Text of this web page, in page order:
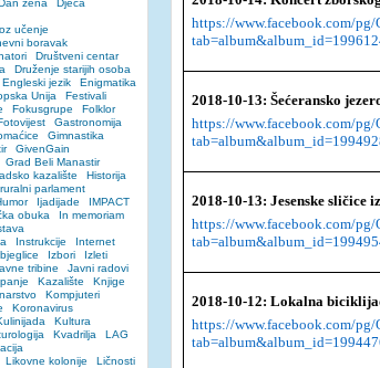
https://www.facebook.com/
2018-10-13: Šećeransko
https://www.facebook.com/
2018-10-13: Jesenske sličice
https://www.facebook.com/
2018-10-12: Lokalna
https://www.facebook.com/
žena
Djeca
učenje
boravak
Društveni centar
Druženje starijih osoba
Engleski jezik
Enigmatika
Unija
Festivali
Fokusgrupe
Folklor
Gastronomija
Gimnastika
GivenGain
Grad Beli Manastir
kazalište
Historija
parlament
Ijadijade
IMPACT
obuka
In memoriam
Instrukcije
Internet
Izbori
Izleti
tribine
Javni radovi
Kazalište
Knjige
Kompjuteri
Koronavirus
Kultura
Kvadrilja
LAG
Likovne kolonije
Ličnosti